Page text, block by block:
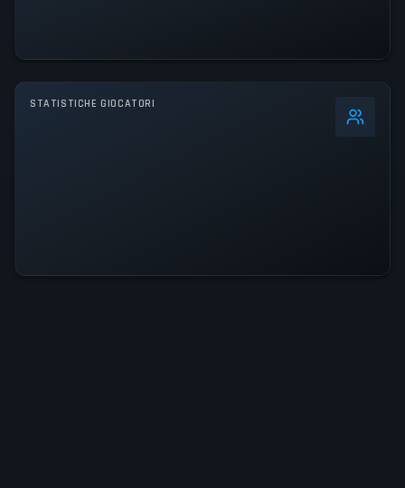
STATISTICHE GIOCATORI